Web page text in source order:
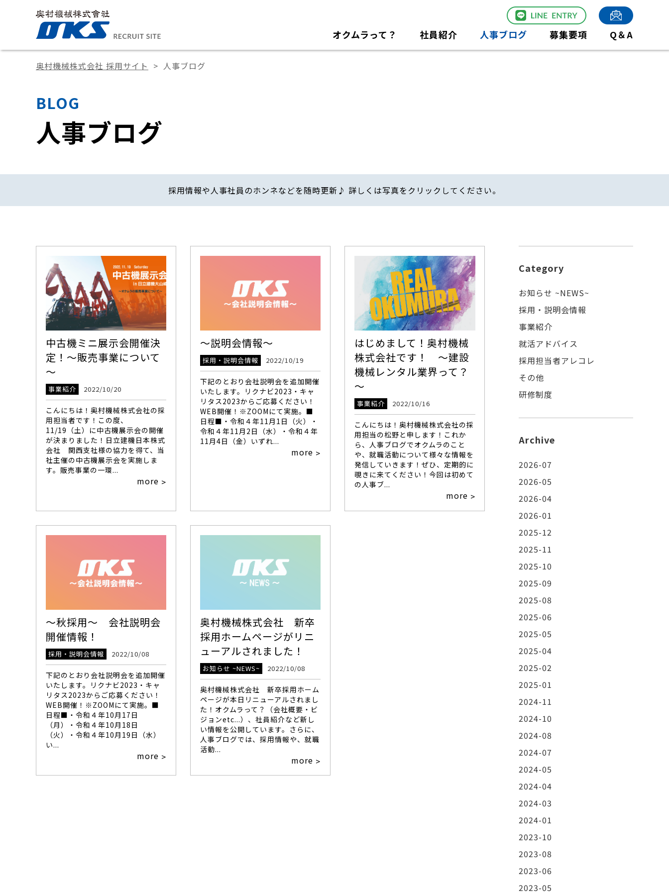
オクムラって？ 社員紹介 人事ブログ 募集要項 Q＆A
奥村機械株式会社 採用サイト 人事ブログ
BLOG
人事ブログ
採用情報や人事社員のホンネなどを随時更新♪ 詳しくは写真をクリックしてください。
中古機ミニ展示会開催決
定！～販売事業について
～
事業紹介 2022/10/20
こんにちは！奥村機械株式会社の採
用担当者です！この度、
11/19（土）に中古機展示会の開催
が決まりました！日立建機日本株式
会社 関西支社様の協力を得て、当
社主催の中古機展示会を実施しま
す。販売事業の一環...
more >
～説明会情報～
採用・説明会情報 2022/10/19
下記のとおり会社説明会を追加開催
いたします。リクナビ2023・キャ
リタス2023からご応募ください！
WEB開催！※ZOOMにて実施。■
日程■・令和４年11月1日（火）・
令和４年11月2日（水）・令和４年
11月4日（金）いずれ...
more >
はじめまして！奥村機械
株式会社です！ ～建設
機械レンタル業界って？
～
事業紹介 2022/10/16
こんにちは！奥村機械株式会社の採
用担当の松野と申します！これか
ら、人事ブログでオクムラのこと
や、就職活動について様々な情報を
発信していきます！ぜひ、定期的に
覗きに来てください！今回は初めて
の人事ブ...
more >
～秋採用～ 会社説明会
開催情報！
採用・説明会情報 2022/10/08
下記のとおり会社説明会を追加開催
いたします。リクナビ2023・キャ
リタス2023からご応募ください！
WEB開催！※ZOOMにて実施。■
日程■・令和４年10月17日
（月）・令和４年10月18日
（火）・令和４年10月19日（水）
い...
more >
奥村機械株式会社 新卒
採用ホームページがリニ
ューアルされました！
お知らせ ~NEWS~ 2022/10/08
奥村機械株式会社 新卒採用ホーム
ページが本日リニューアルされまし
た！オクムラって？（会社概要・ビ
ジョンetc...）、社員紹介など新し
い情報を公開しています。さらに、
人事ブログでは、採用情報や、就職
活動...
more >
Category
お知らせ ~NEWS~
採用・説明会情報
事業紹介
就活アドバイス
採用担当者アレコレ
その他
研修制度
Archive
2026-07
2026-05
2026-04
2026-01
2025-12
2025-11
2025-10
2025-09
2025-08
2025-06
2025-05
2025-04
2025-02
2025-01
2024-11
2024-10
2024-08
2024-07
2024-05
2024-04
2024-03
2024-01
2023-10
2023-08
2023-06
2023-05